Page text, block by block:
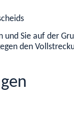
und Sie auf der
den